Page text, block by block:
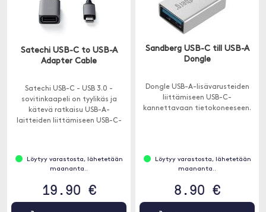
Satechi USB-C to USB-A
Adapter Cable
Satechi USB-C - USB 3.0 -
sovitinkaapeli on tyylikäs ja
kätevä ratkaisu USB-A-
laitteiden liittämiseen USB-C-
Löytyy varastosta, lähetetään
maananta..
19.90 €
Sandberg USB-C till USB-A
Dongle
Dongle USB-A-lisävarusteiden
liittämiseen USB-C-
kannettavaan tietokoneeseen.
Löytyy varastosta, lähetetään
maananta..
8.90 €